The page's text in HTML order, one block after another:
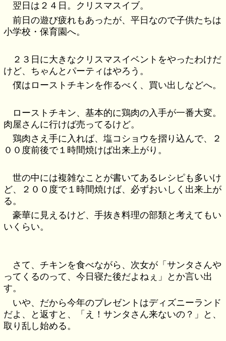
翌日は２４日。クリスマスイブ。
前日の遊び疲れもあったが、平日なので子供たちは
小学校・保育園へ。
２３日に大きなクリスマスイベントをやったわけだ
けど、ちゃんとパーティはやろう。
僕はローストチキンを作るべく、買い出しなどへ。
ローストチキン、基本的に鶏肉の入手が一番大変。
肉屋さんに行けば売ってるけど。
鶏肉さえ手に入れば、塩コショウを摺り込んで、２
００度前後で１時間焼けば出来上がり。
世の中には複雑なことが書いてあるレシピも多いけ
ど、２００度で１時間焼けば、必ずおいしく出来上が
る。
豪華に見えるけど、手抜き料理の部類と考えてもい
いくらい。
さて、チキンを食べながら、次女が「サンタさんや
ってくるのって、今日寝た後だよねぇ」とか言い出
す。
いや、だから今年のプレゼントはディズニーランド
だよ、と返すと、「え！サンタさん来ないの？」と、
取り乱し始める。